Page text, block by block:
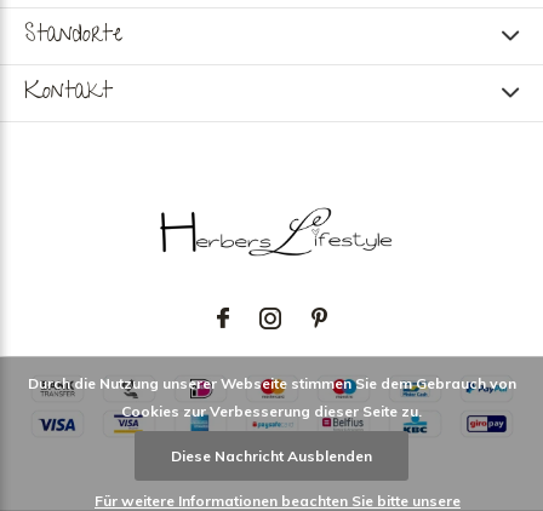
Standorte
Kontakt
Durch die Nutzung unserer Webseite stimmen Sie dem Gebrauch von
Cookies zur Verbesserung dieser Seite zu.
Diese Nachricht Ausblenden
Für weitere Informationen beachten Sie bitte unsere